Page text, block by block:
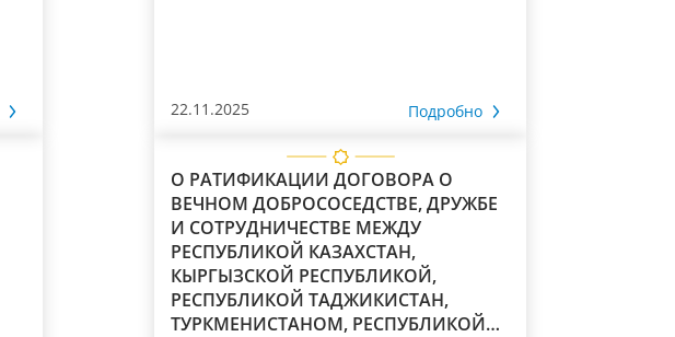
22.11.2025 Подробно
О РАТИФИКАЦИИ ДОГОВОРА О
ВЕЧНОМ ДОБРОСОСЕДСТВЕ, ДРУЖБЕ
И СОТРУДНИЧЕСТВЕ МЕЖДУ
РЕСПУБЛИКОЙ КАЗАХСТАН,
КЫРГЫЗСКОЙ РЕСПУБЛИКОЙ,
РЕСПУБЛИКОЙ ТАДЖИКИСТАН,
ТУРКМЕНИСТАНОМ, РЕСПУБЛИКОЙ